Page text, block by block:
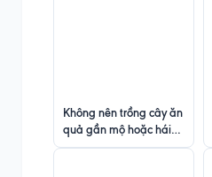
Không nên trồng cây ăn
quả gần mộ hoặc hái
quả từ cây sát mộ